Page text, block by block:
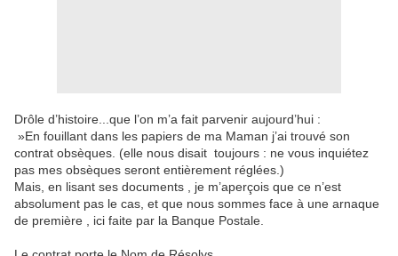
Drôle d’histoire...que l’on m’a fait parvenir aujourd’hui :
»En fouillant dans les papiers de ma Maman j’ai trouvé son
contrat obsèques. (elle nous disait toujours : ne vous inquiétez
pas mes obsèques seront entièrement réglées.)
Mais, en lisant ses documents , je m’aperçois que ce n’est
absolument pas le cas, et que nous sommes face à une arnaque
de première , ici faite par la Banque Postale.